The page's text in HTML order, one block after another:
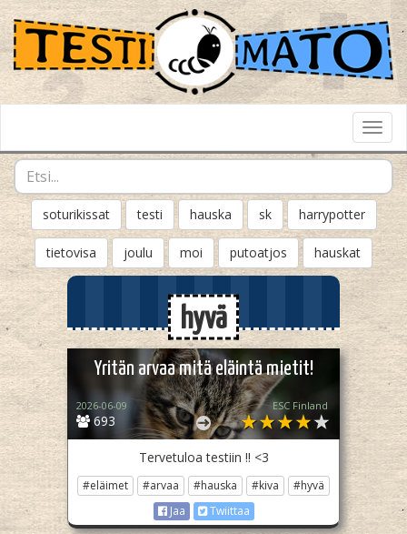
soturikissat testi hauska sk harrypotter
tietovisa joulu moi putoatjos hauskat
hyvä
Yritän arvaa mitä eläintä mietit!
693
2026-06-09 ESC Finland
Tervetuloa testiin !! <3
#eläimet #arvaa #hauska #kiva
#hyvä
Jaa
Twiittaa